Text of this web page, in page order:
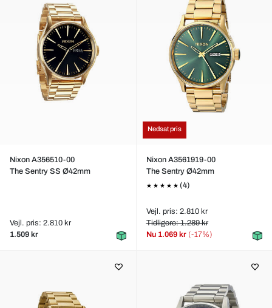
Nixon A356510-00
The Sentry SS Ø42mm
Vejl. pris: 2.810 kr
1.509 kr
Nedsat pris
Nixon A3561919-00
The Sentry Ø42mm
(4)
Vejl. pris: 2.810 kr
Tidligere: 1.289 kr
Nu 1.069 kr (-17%)